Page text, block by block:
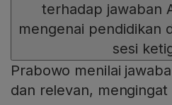
terhadap jawaban
mengenai pendidikan
sesi
Prabowo menilai
dan relevan,